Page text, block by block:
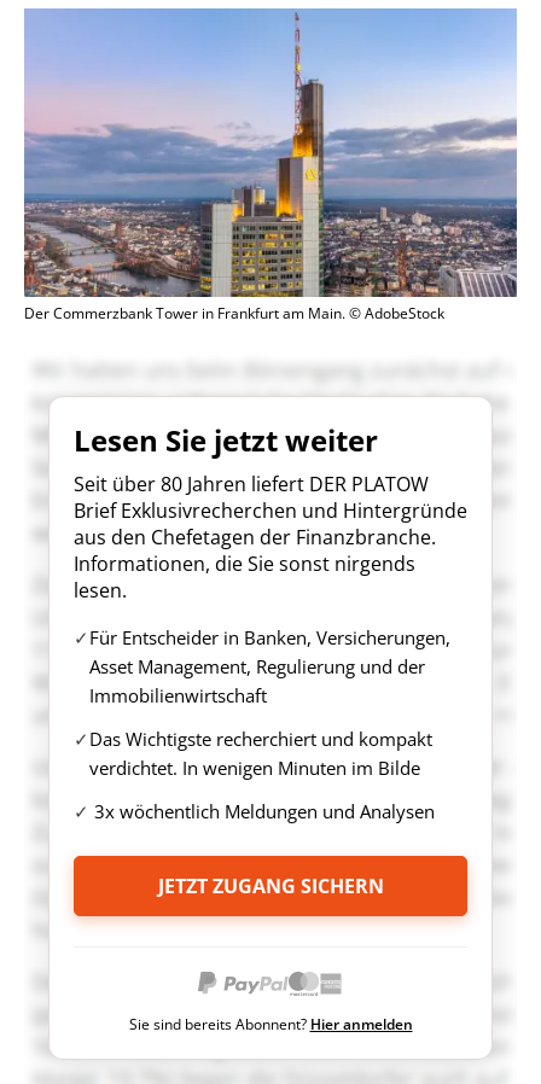
Der Commerzbank Tower in Frankfurt am Main. © AdobeStock
Lesen Sie jetzt weiter
Seit über 80 Jahren liefert DER PLATOW
Brief Exklusivrecherchen und Hintergründe
aus den Chefetagen der Finanzbranche.
Informationen, die Sie sonst nirgends
lesen.
Für Entscheider in Banken, Versicherungen,
Asset Management, Regulierung und der
Immobilienwirtschaft
Das Wichtigste recherchiert und kompakt
verdichtet. In wenigen Minuten im Bilde
3x wöchentlich Meldungen und Analysen
JETZT ZUGANG SICHERN
Sie sind bereits Abonnent? Hier anmelden